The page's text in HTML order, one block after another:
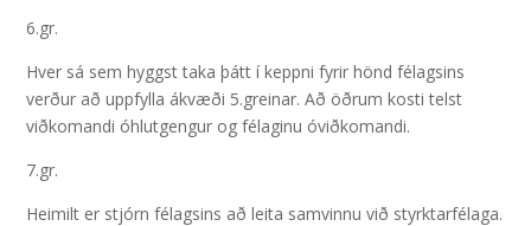
6.gr.
Hver sá sem hyggst taka þátt í keppni fyrir hönd félagsins
verður að uppfylla ákvæði 5.greinar. Að öðrum kosti telst
viðkomandi óhlutgengur og félaginu óviðkomandi.
7.gr.
Heimilt er stjórn félagsins að leita samvinnu við styrktarfélaga.